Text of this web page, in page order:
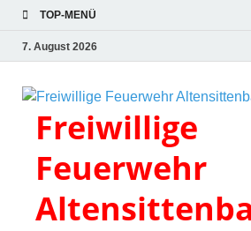
TOP-MENÜ
7. August 2026
Freiwillige
Feuerwehr